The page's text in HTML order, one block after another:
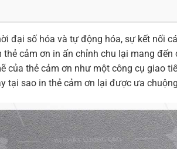
đại số hóa và tự động hóa, sự kết nối
thẻ cảm ơn in ấn chỉnh chu lại mang
của thẻ cảm ơn như một công cụ giao
tại sao in thẻ cảm ơn lại được ưa